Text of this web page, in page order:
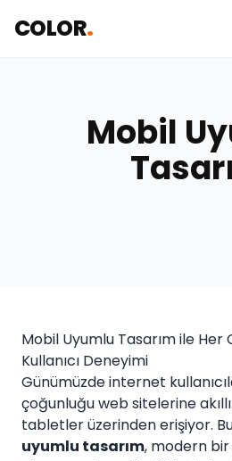
COLOR.
Mobil
Mobil Uyumlu Tasarım ile
Kullanıcı Deneyimi
Günümüzde internet
çoğunluğu web sitelerine
tabletler üzerinden erişiyor.
uyumlu tasarım, modern